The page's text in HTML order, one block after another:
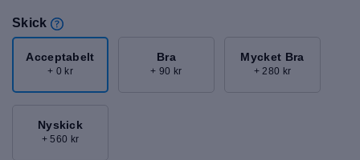
Skick
Acceptabelt
+ 0 kr
Bra
+ 90 kr
Mycket Bra
+ 280 kr
Nyskick
+ 560 kr